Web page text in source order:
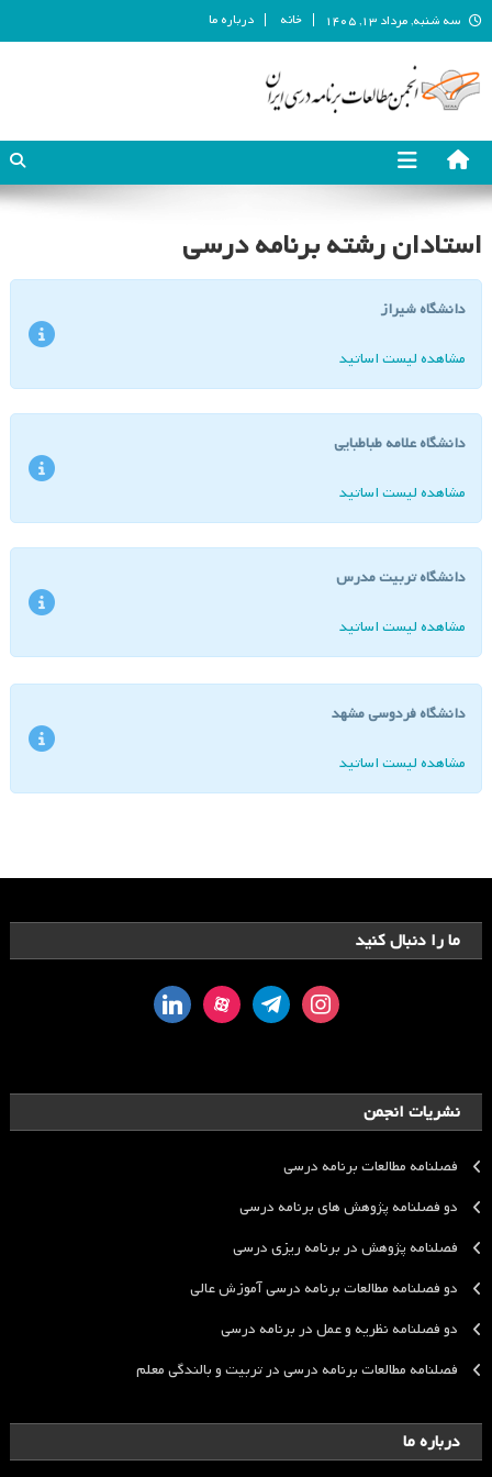
سه شنبه, مرداد ۱۳, ۱۴۰۵ خانه درباره ما
انجمن مطالعات برنامه درسی ایران
استادان رشته برنامه درسی
دانشگاه شیراز
مشاهده لیست اساتید
دانشگاه علامه طباطبایی
مشاهده لیست اساتید
دانشگاه تربیت مدرس
مشاهده لیست اساتید
دانشگاه فردوسی مشهد
مشاهده لیست اساتید
ما را دنبال کنید
instagram
telegram
aparat
linkedin
نشریات انجمن
فصلنامه مطالعات برنامه درسی
دو فصلنامه پژوهش های برنامه درسی
فصلنامه پژوهش در برنامه ریزی درسی
دو فصلنامه مطالعات برنامه درسی آموزش عالی
دو فصلنامه نظریه و عمل در برنامه درسی
فصلنامه مطالعات برنامه درسی در تربیت و بالندگی معلم
درباره ما